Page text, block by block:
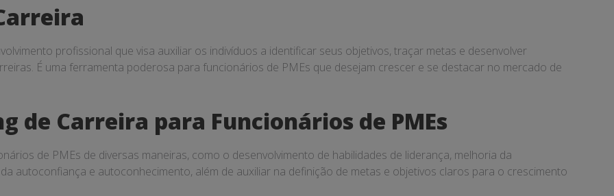
profissional que visa auxiliar os indivíduos a identificar seus objetivos, traçar metas e desenvolver
É uma ferramenta poderosa para funcionários de PMEs que desejam crescer e se destacar no mercado de
de Carreira para Funcionários de PMEs
de PMEs de diversas maneiras, como o desenvolvimento de habilidades de liderança, melhoria da
autoconfiança e autoconhecimento, além de auxiliar na definição de metas e objetivos claros para o crescimento